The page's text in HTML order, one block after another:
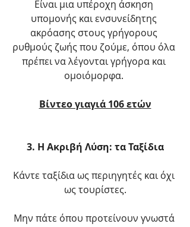
Είναι μια υπέροχη άσκηση
υπομονής και ενσυνείδητης
ακρόασης στους γρήγορους
ρυθμούς ζωής που ζούμε, όπου όλα
πρέπει να λέγονται γρήγορα και
ομοιόμορφα.
Βίντεο γιαγιά 106 ετών
3. Η Ακριβή Λύση: τα Ταξίδια
Κάντε ταξίδια ως περιηγητές και όχι
ως τουρίστες.
Μην πάτε όπου προτείνουν γνωστά